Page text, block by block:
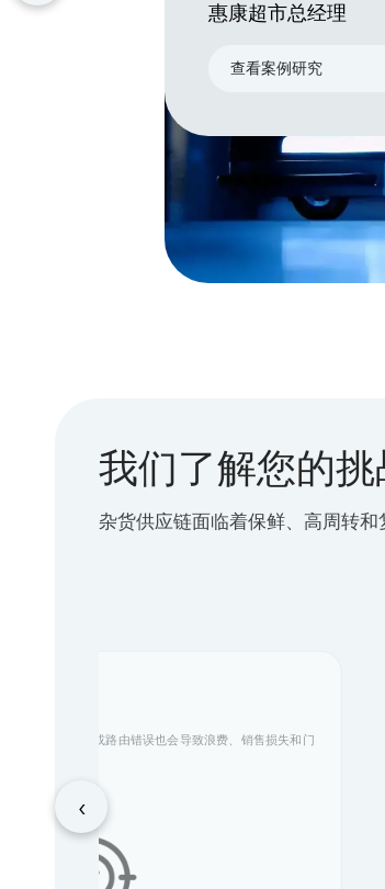
惠康超市总经理
查看案例研究
我们了解您的
杂货供应链面临着保鲜、高周转和
使是很小的分拣或路由错误也会导致浪费、销售损失和门
‹